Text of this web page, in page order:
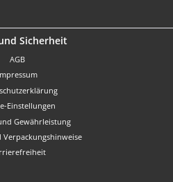
Sicherheit
AGB
Einstellungen
Gewährleistung
Verpackungshinweise